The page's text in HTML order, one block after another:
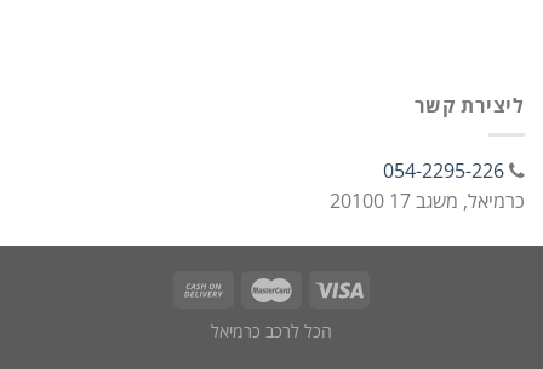
ליצירת קשר
054-2295-226
כרמיאל, משגב 17 20100
הכל לרכב כרמיאל